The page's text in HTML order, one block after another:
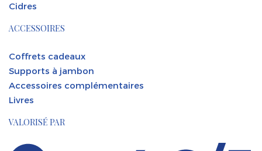
Cidres
ACCESSOIRES
Coffrets cadeaux
Supports à jambon
Accessoires complémentaires
Livres
VALORISÉ PAR